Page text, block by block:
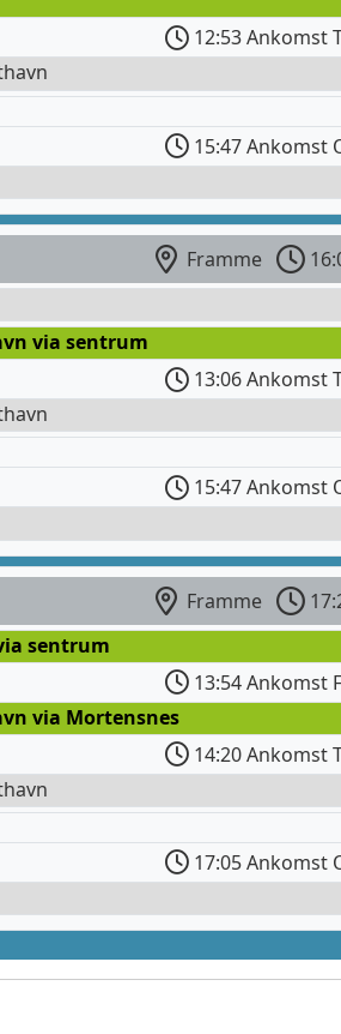
12:53 Ankomst
15:47 Ankomst
Framme
via sentrum
13:06 Ankomst
15:47 Ankomst
Framme
sentrum
13:54 Ankomst
via Mortensnes
14:20 Ankomst
17:05 Ankomst